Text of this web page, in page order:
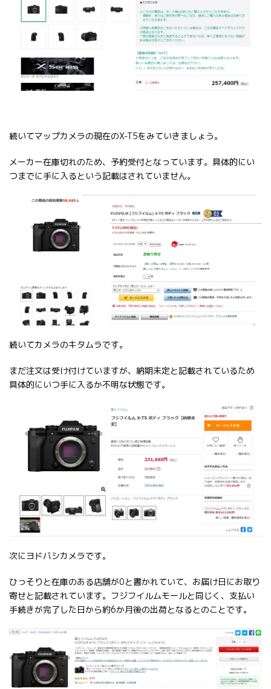
続いてマップカメラの現在のX-T5をみていきましょう。
メーカー在庫切れのため、予約受付となっています。具体的にい
つまでに手に入るという記載はされていません。
続いてカメラのキタムラです。
まだ注文は受け付けていますが、納期未定と記載されているため
具体的にいつ手に入るか不明な状態です。
次にヨドバシカメラです。
ひっそりと在庫のある店舗が0と書かれていて、お届け日にお取り
寄せと記載されています。フジフイルムモールと同じく、支払い
手続きが完了した日から約6か月後の出荷となるとのことです。